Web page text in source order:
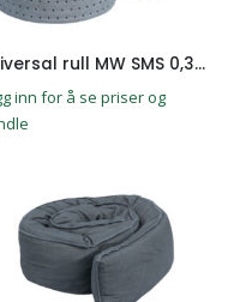
Universal rull MW SMS 0,39x50M 2 ruller i forpakning
inn for å se priser og